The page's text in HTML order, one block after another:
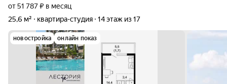
от 51 787 ₽ в месяц
25,6 м²
квартира-студия 14 этаж из 17
новостройка онлайн показ